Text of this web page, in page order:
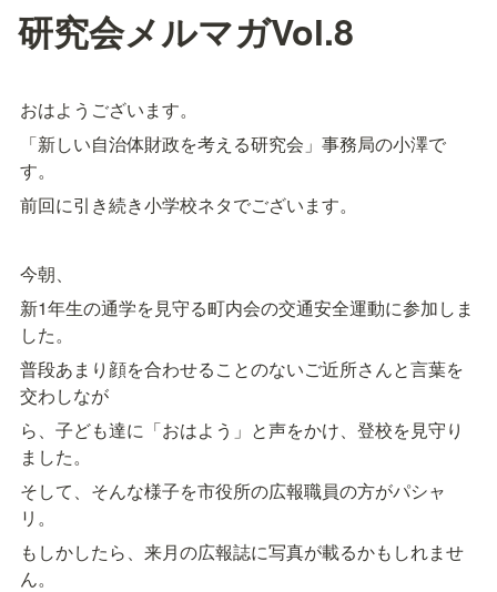
研究会メルマガVol.8
おはようございます。
「新しい自治体財政を考える研究会」事務局の小澤で
す。
前回に引き続き小学校ネタでございます。
今朝、
新1年生の通学を見守る町内会の交通安全運動に参加しま
した。
普段あまり顔を合わせることのないご近所さんと言葉を
交わしなが
ら、子ども達に「おはよう」と声をかけ、登校を見守り
ました。
そして、そんな様子を市役所の広報職員の方がパシャ
リ。
もしかしたら、来月の広報誌に写真が載るかもしれませ
ん。